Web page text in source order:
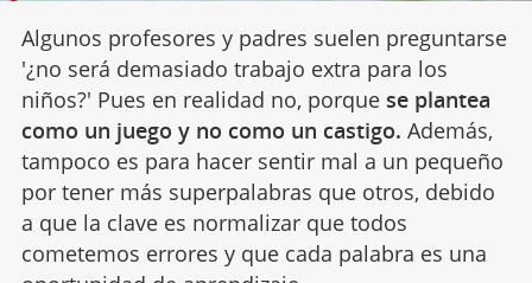
Algunos profesores y padres suelen preguntarse
'¿no será demasiado trabajo extra para los
niños?' Pues en realidad no, porque se plantea
como un juego y no como un castigo. Además,
tampoco es para hacer sentir mal a un pequeño
por tener más superpalabras que otros, debido
a que la clave es normalizar que todos
cometemos errores y que cada palabra es una